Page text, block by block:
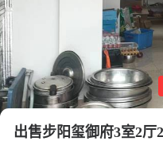
出售步阳玺御府3室2厅